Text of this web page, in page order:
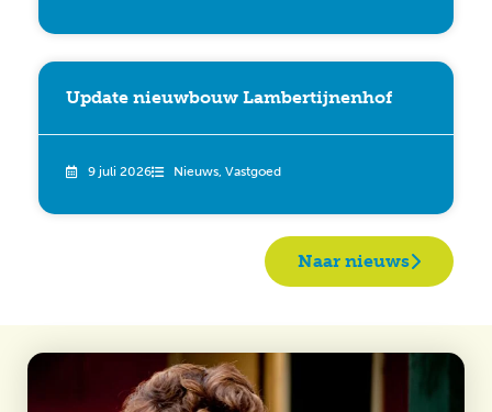
Update nieuwbouw Lambertijnenhof
9 juli 2026 Nieuws, Vastgoed
Naar nieuws